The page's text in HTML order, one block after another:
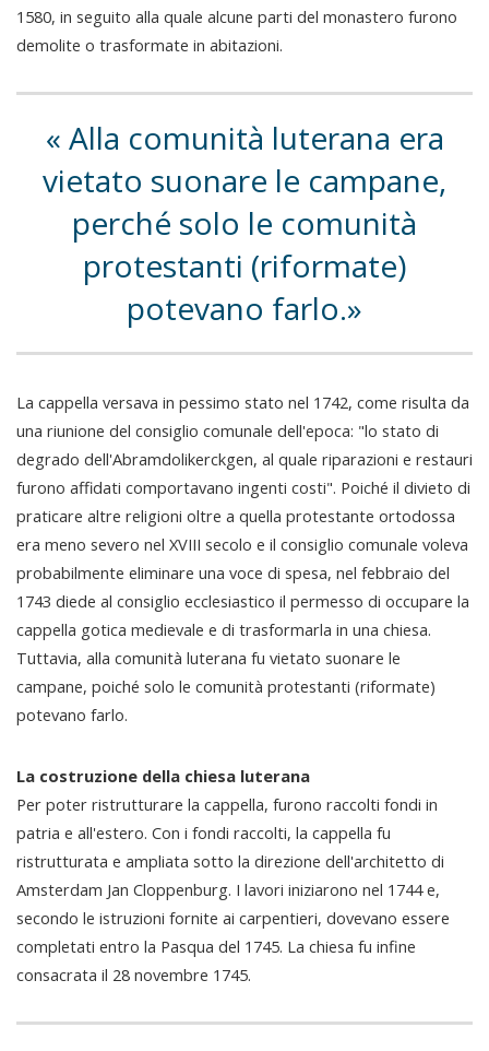
1580, in seguito alla quale alcune parti del monastero furono
demolite o trasformate in abitazioni.
Alla comunità luterana era
vietato suonare le campane,
perché solo le comunità
protestanti (riformate)
potevano farlo.
La cappella versava in pessimo stato nel 1742, come risulta da
una riunione del consiglio comunale dell'epoca: "lo stato di
degrado dell'Abramdolikerckgen, al quale riparazioni e restauri
furono affidati comportavano ingenti costi". Poiché il divieto di
praticare altre religioni oltre a quella protestante ortodossa
era meno severo nel XVIII secolo e il consiglio comunale voleva
probabilmente eliminare una voce di spesa, nel febbraio del
1743 diede al consiglio ecclesiastico il permesso di occupare la
cappella gotica medievale e di trasformarla in una chiesa.
Tuttavia, alla comunità luterana fu vietato suonare le
campane, poiché solo le comunità protestanti (riformate)
potevano farlo.
La costruzione della chiesa luterana
Per poter ristrutturare la cappella, furono raccolti fondi in
patria e all'estero. Con i fondi raccolti, la cappella fu
ristrutturata e ampliata sotto la direzione dell'architetto di
Amsterdam Jan Cloppenburg. I lavori iniziarono nel 1744 e,
secondo le istruzioni fornite ai carpentieri, dovevano essere
completati entro la Pasqua del 1745. La chiesa fu infine
consacrata il 28 novembre 1745.